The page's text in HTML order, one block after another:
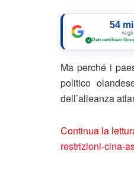
54
negli
✓ Dati certificati
Ma perché i
politico
dell’alleanza
Continua la
restrizioni-cina-